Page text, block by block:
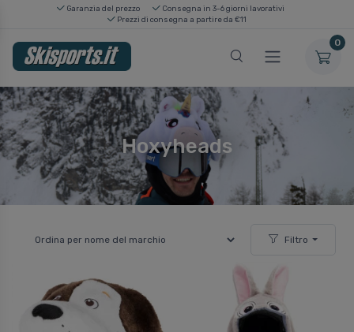
Garanzia del prezzo
Consegna in 3-6 giorni lavorativi
Prezzi di consegna a partire da €11
0
Hoxyheads
Filtro